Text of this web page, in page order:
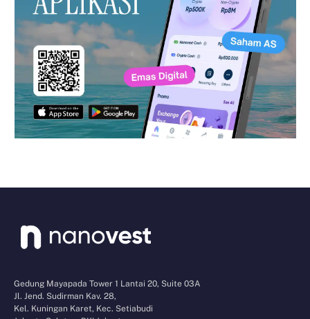
Gedung Mayapada Tower 1 Lantai 20, Suite 03A
Jl. Jend. Sudirman Kav. 28,
Kel. Kuningan Karet, Kec. Setiabudi